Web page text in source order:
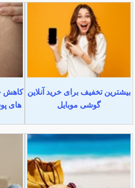
بیشترین تخفیف برای خرید آنلاین
گوشی موبایل
کاهش
های